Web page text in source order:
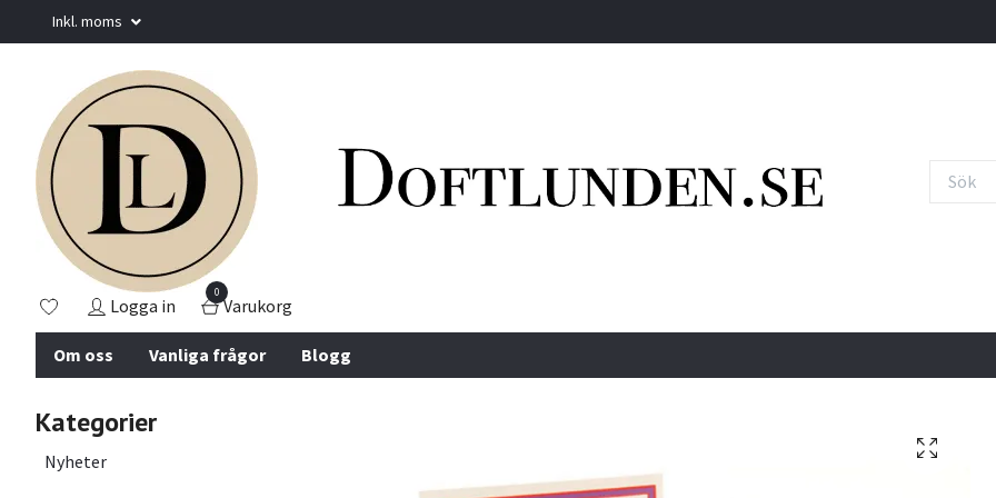
Inkl. moms
Logga in
0
Varukorg
Om oss Vanliga frågor Blogg
Kategorier
Nyheter